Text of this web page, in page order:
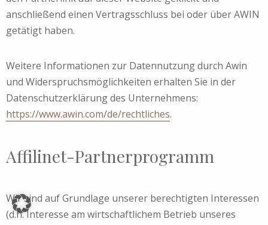
anschließend einen Vertragsschluss bei oder über AWIN
getätigt haben.
Weitere Informationen zur Datennutzung durch Awin
und Widerspruchsmöglichkeiten erhalten Sie in der
Datenschutzerklärung des Unternehmens:
https://www.awin.com/de/rechtliches.
Affilinet-Partnerprogramm
Wir sind auf Grundlage unserer berechtigten Interessen
(d.h. Interesse am wirtschaftlichem Betrieb unseres